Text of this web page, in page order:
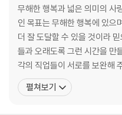
제2장 오늘 사라질 것처럼
난제
물들어도 좋은 사람
공항
고질병
좋은 사람
무해한 행복과 넓은 의미의 사
인 목표는 무해한 행복에 있으
더 잘 도달할 수 있을 것이라
들과 오래도록 그런 시간을 만들 며 살
각의 직업들이 서로를 보완해
N잡의 삶에 아주 만족하고 있
무해하지만 고자극의 사 람으
펼쳐보기